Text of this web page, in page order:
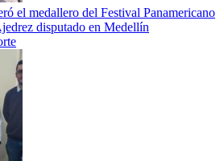
el medallero del Festival Panamericano
disputado en Medellín